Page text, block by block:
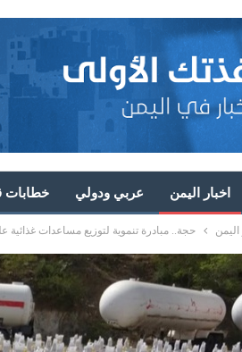
اخبار اليمن عربي ودولي خطابات
اليمن حجة.. مبادرة تنموية لتوزيع مساعدات غذائية على 5 آلاف أسرة